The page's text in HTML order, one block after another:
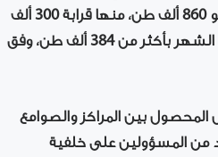
الإخبارية السورية، بأن إجمالي الكميات المتسلمة حتى ذلك التاريخ بلغ نحو 860 ألف طن، منها قرابة 300 ألف
طن في محافظة الحسكة، وبذلك ارتفعت الكميات خلال الأيام الأخيرة من الشهر بأكثر من 384 ألف طن، وفق
المحصول بين المراكز والصوامع
من المسؤولين على خلفية